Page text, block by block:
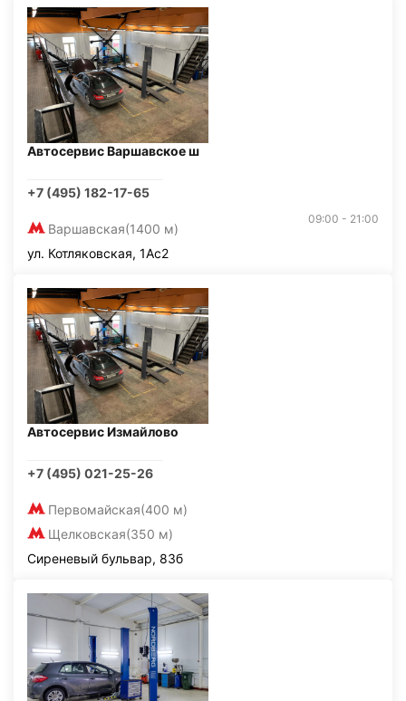
Автосервис Варшавское ш
+7 (495) 182-17-65
Варшавская(1400 м)
09:00 - 21:00
ул. Котляковская, 1Ас2
Автосервис Измайлово
+7 (495) 021-25-26
Первомайская(400 м)
Щелковская(350 м)
Сиреневый бульвар, 83б